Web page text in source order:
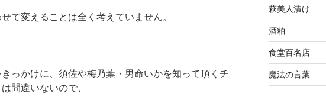
て変えることは全く考えていません。
っかけに、須佐や梅乃葉・男命いかを知って頂くチ
間違いないので、
萩美人漬け
酒粕
食堂百名店
魔法の言葉